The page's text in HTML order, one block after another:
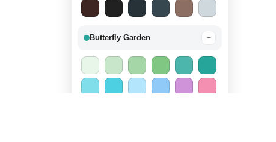
Butterfly Garden −